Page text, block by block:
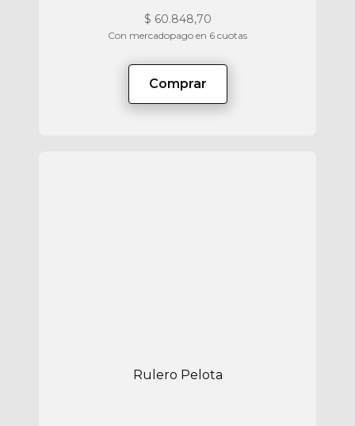
$ 60.848,70
Con mercadopago en 6 cuotas
Comprar
Rulero Pelota